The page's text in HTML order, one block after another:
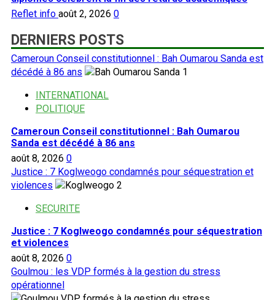
Reflet info août 2, 2026 0
DERNIERS POSTS
Cameroun Conseil constitutionnel : Bah Oumarou Sanda est
décédé à 86 ans
1
INTERNATIONAL
POLITIQUE
Cameroun Conseil constitutionnel : Bah Oumarou
Sanda est décédé à 86 ans
août 8, 2026 0
Justice : 7 Koglweogo condamnés pour séquestration et
violences
2
SECURITE
Justice : 7 Koglweogo condamnés pour séquestration
et violences
août 8, 2026 0
Goulmou : les VDP formés à la gestion du stress
opérationnel